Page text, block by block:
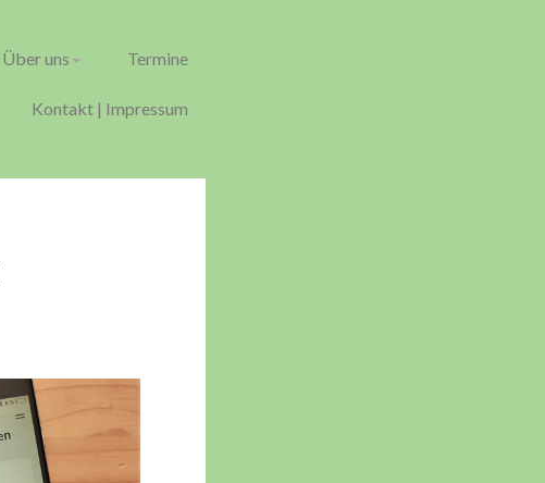
Über uns Termine
Kontakt | Impressum